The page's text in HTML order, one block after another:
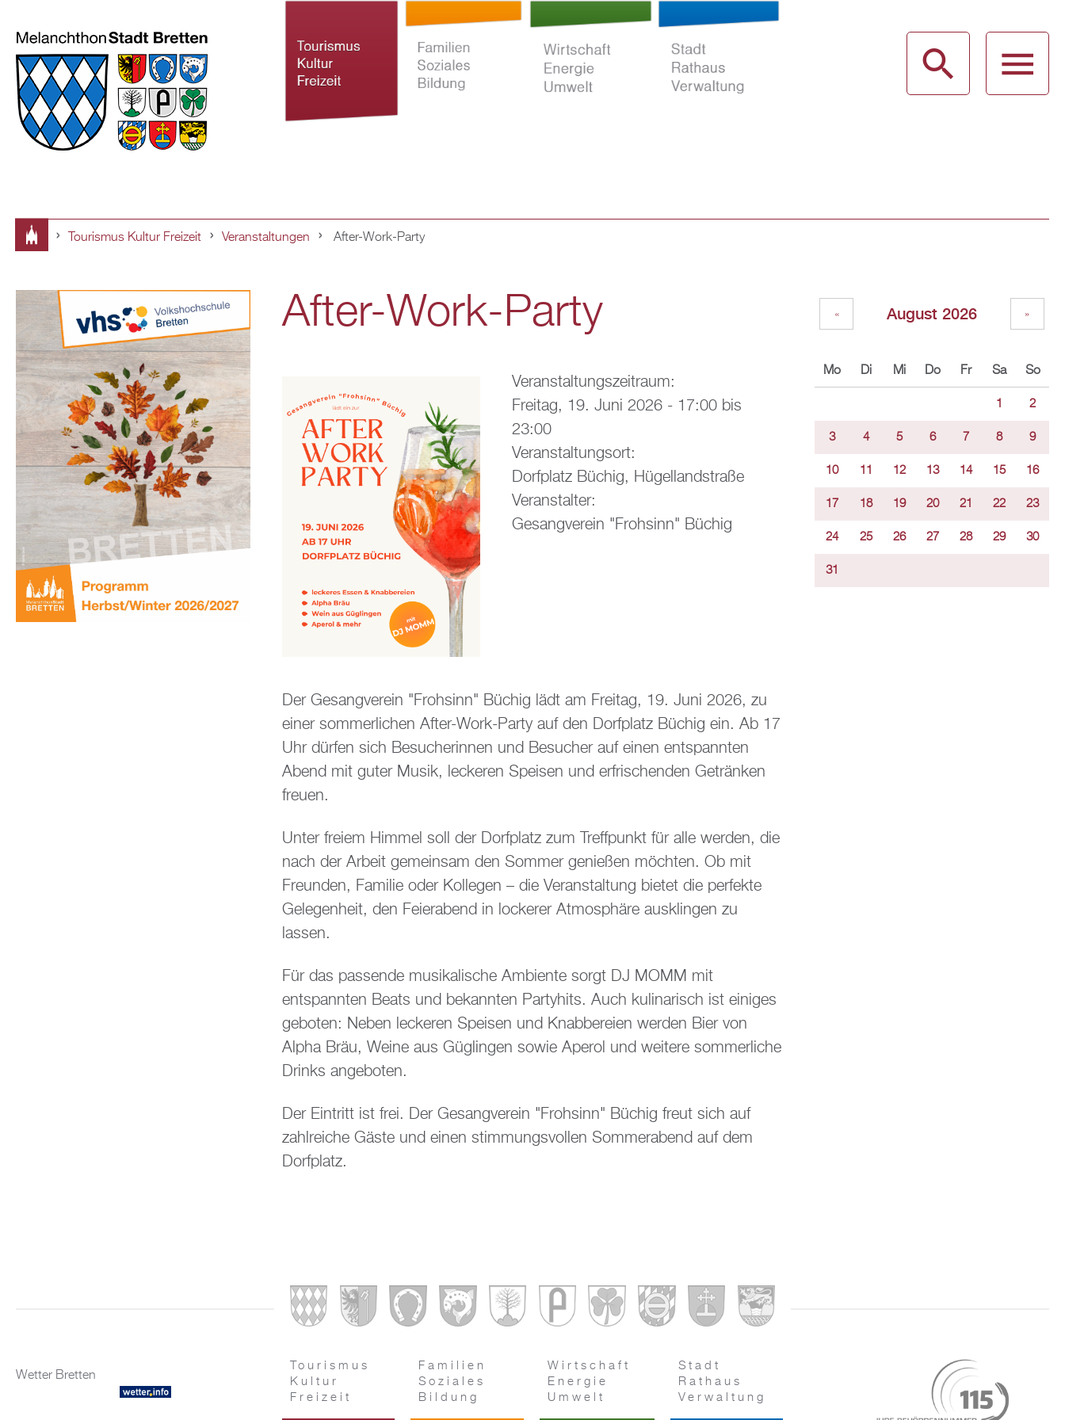
Inhalt
sind
hier
Tourismus Kultur Freizeit Veranstaltungen After-Work-Party
After-Work-Party
Veranstaltungszeitraum:
Freitag, 19. Juni 2026 - 17:00 bis
23:00
Veranstaltungsort:
Dorfplatz Büchig, Hügellandstraße
Veranstalter:
Gesangverein "Frohsinn" Büchig
Der Gesangverein "Frohsinn" Büchig lädt am Freitag, 19. Juni 2026, zu
einer sommerlichen After-Work-Party auf den Dorfplatz Büchig ein. Ab 17
Uhr dürfen sich Besucherinnen und Besucher auf einen entspannten
Abend mit guter Musik, leckeren Speisen und erfrischenden Getränken
freuen.
Unter freiem Himmel soll der Dorfplatz zum Treffpunkt für alle werden, die
nach der Arbeit gemeinsam den Sommer genießen möchten. Ob mit
Freunden, Familie oder Kollegen – die Veranstaltung bietet die perfekte
Gelegenheit, den Feierabend in lockerer Atmosphäre ausklingen zu
lassen.
Für das passende musikalische Ambiente sorgt DJ MOMM mit
entspannten Beats und bekannten Partyhits. Auch kulinarisch ist einiges
geboten: Neben leckeren Speisen und Knabbereien werden Bier von
Alpha Bräu, Weine aus Güglingen sowie Aperol und weitere sommerliche
Drinks angeboten.
Der Eintritt ist frei. Der Gesangverein "Frohsinn" Büchig freut sich auf
zahlreiche Gäste und einen stimmungsvollen Sommerabend auf dem
Dorfplatz.
August 2026
« »
Mo Di Mi Do Fr Sa So
1 2
3 4 5 6 7 8 9
10 11 12 13 14 15 16
17 18 19 20 21 22 23
24 25 26 27 28 29 30
31
Wetter Bretten
Tourismus
Kultur
Freizeit
Familien
Soziales
Bildung
Wirtschaft
Energie
Umwelt
Stadt
Rathaus
Verwaltung